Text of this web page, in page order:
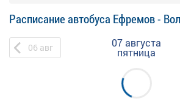
Расписание автобуса Ефремов -
06 авг 07 августа
пятница